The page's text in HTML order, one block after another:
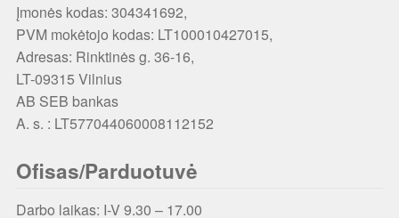
Įmonės kodas: 304341692,
PVM mokėtojo kodas: LT100010427015,
Adresas: Rinktinės g. 36-16,
LT-09315 Vilnius
AB SEB bankas
A. s. : LT577044060008112152
Ofisas/Parduotuvė
Darbo laikas: I-V 9.30 – 17.00